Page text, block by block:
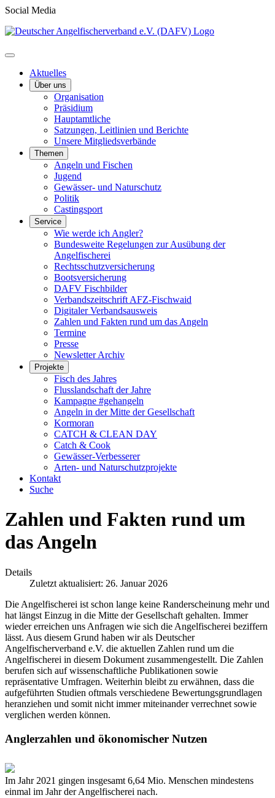
Social Media
Aktuelles
Über uns
Organisation
Präsidium
Hauptamtliche
Satzungen, Leitlinien und Berichte
Unsere Mitgliedsverbände
Themen
Angeln und Fischen
Jugend
Gewässer- und Naturschutz
Politik
Castingsport
Service
Wie werde ich Angler?
Bundesweite Regelungen zur Ausübung der
Angelfischerei
Rechtsschutzversicherung
Bootsversicherung
DAFV Fischbilder
Verbandszeitschrift AFZ-Fischwaid
Digitaler Verbandsausweis
Zahlen und Fakten rund um das Angeln
Termine
Presse
Newsletter Archiv
Projekte
Fisch des Jahres
Flusslandschaft der Jahre
Kampagne #gehangeln
Angeln in der Mitte der Gesellschaft
Kormoran
CATCH & CLEAN DAY
Catch & Cook
Gewässer-Verbesserer
Arten- und Naturschutzprojekte
Kontakt
Suche
Zahlen und Fakten rund um
das Angeln
Details
Zuletzt aktualisiert: 26. Januar 2026
Die Angelfischerei ist schon lange keine Randerscheinung mehr und
hat längst Einzug in die Mitte der Gesellschaft gehalten. Immer
wieder erreichen uns Anfragen wie sich die Angelfischerei beziffern
lässt. Aus diesem Grund haben wir als Deutscher
Angelfischerverband e.V. die aktuellen Zahlen rund um die
Angelfischerei in diesem Dokument zusammengestellt. Die Zahlen
berufen sich auf wissenschaftliche Publikationen sowie
repräsentative Umfragen. Weiterhin bleibt zu erwähnen, dass die
aufgeführten Studien oftmals verschiedene Bewertungsgrundlagen
heranziehen und somit nicht immer miteinander verrechnet sowie
verglichen werden können.
Anglerzahlen und ökonomischer Nutzen
Im Jahr 2021 gingen insgesamt 6,64 Mio. Menschen mindestens
einmal im Jahr der Angelfischerei nach.